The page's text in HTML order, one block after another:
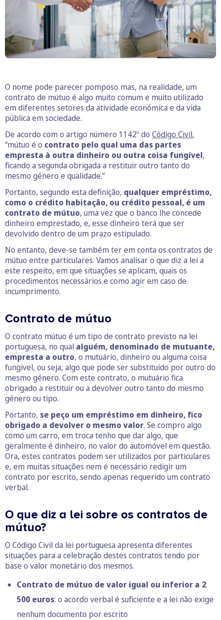
O nome pode parecer pomposo mas, na realidade, um
contrato de mútuo é algo muito comum e muito utilizado
em diferentes setores da atividade económica e da vida
pública em sociedade.
De acordo com o artigo número 1142º do Código Civil,
“mútuo é o contrato pelo qual uma das partes
empresta à outra dinheiro ou outra coisa fungível,
ficando a segunda obrigada a restituir outro tanto do
mesmo género e qualidade.”
Portanto, segundo esta definição, qualquer empréstimo,
como o crédito habitação, ou crédito pessoal, é um
contrato de mútuo, uma vez que o banco lhe concede
dinheiro emprestado, e, esse dinheiro terá que ser
devolvido dentro de um prazo estipulado.
No entanto, deve-se também ter em conta os contratos de
mútuo entre particulares. Vamos analisar o que diz a lei a
este respeito, em que situações se aplicam, quais os
procedimentos necessários e como agir em caso de
incumprimento.
Contrato de mútuo
O contrato mútuo é um tipo de contrato previsto na lei
portuguesa, no qual alguém, denominado de mutuante,
empresta a outro, o mutuário, dinheiro ou alguma coisa
fungível, ou seja, algo que pode ser substituído por outro do
mesmo género. Com este contrato, o mutuário fica
obrigado a restituir ou a devolver outro tanto do mesmo
género ou tipo.
Portanto, se peço um empréstimo em dinheiro, fico
obrigado a devolver o mesmo valor. Se compro algo
como um carro, em troca tenho que dar algo, que
geralmente é dinheiro, no valor do automóvel em questão.
Ora, estes contratos podem ser utilizados por particulares
e, em muitas situações nem é necessário redigir um
contrato por escrito, sendo apenas requerido um contrato
verbal.
O que diz a lei sobre os contratos de
mútuo?
O Código Civil da lei portuguesa apresenta diferentes
situações para a celebração destes contratos tendo por
base o valor monetário dos mesmos.
Contrato de mútuo de valor igual ou inferior a 2
500 euros: o acordo verbal é suficiente e a lei não exige
nenhum documento por escrito